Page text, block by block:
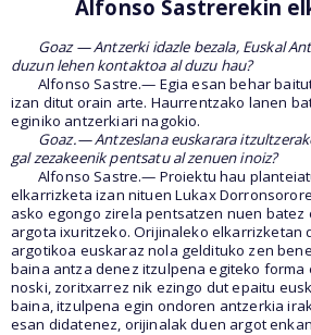
Alfonso Sastrerekin
Goaz — Antzerki idazle bezala, Euskal
duzun lehen kontaktoa al duzu hau?
Alfonso Sastre.— Egia esan behar
izan ditut orain arte. Haurrentzako lanen
eginiko antzerkiari nagokio.
Goaz.— Antzeslana euskarara
gal zezakeenik pentsatu al zenuen inoiz?
Alfonso Sastre.— Proiektu hau
elkarrizketa izan nituen Lukax
asko egongo zirela pentsatzen nuen
argota ixuritzeko. Orijinaleko elkarrizketan
argotikoa euskaraz nola geldituko zen
baina antza denez itzulpena egiteko forma
noski, zoritxarrez nik ezingo dut epaitu
baina, itzulpena egin ondoren antzerkia
esan didatenez, orijinalak duen argot